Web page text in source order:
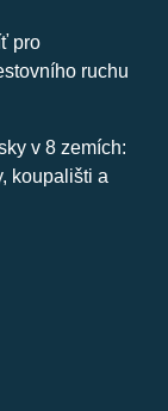
pro
ruchu
v 8 zemích:
koupališti a